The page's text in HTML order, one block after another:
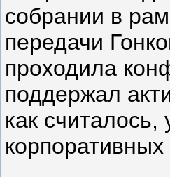
собрании в
передачи
проходила
поддержал
как